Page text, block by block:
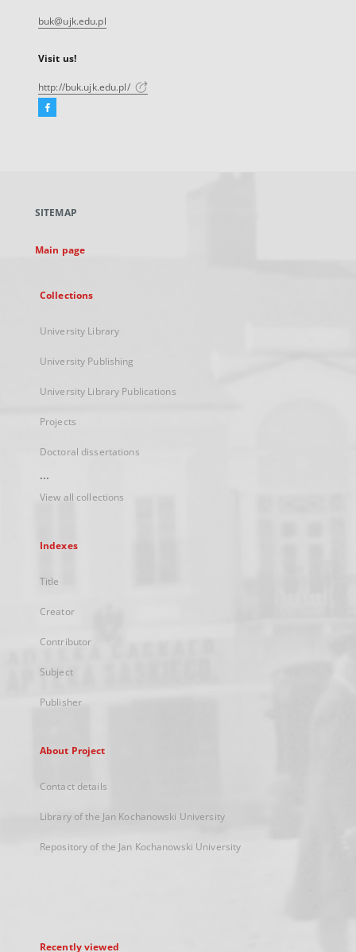
buk@ujk.edu.pl
Visit us!
http://buk.ujk.edu.pl/
Facebook
new
SITEMAP
Main page
Collections
University Library
University Publishing
University Library Publications
Projects
Doctoral dissertations
...
View all collections
Indexes
Title
Creator
Contributor
Subject
Publisher
About Project
Contact details
Library of the Jan Kochanowski University
Repository of the Jan Kochanowski University
Recently viewed